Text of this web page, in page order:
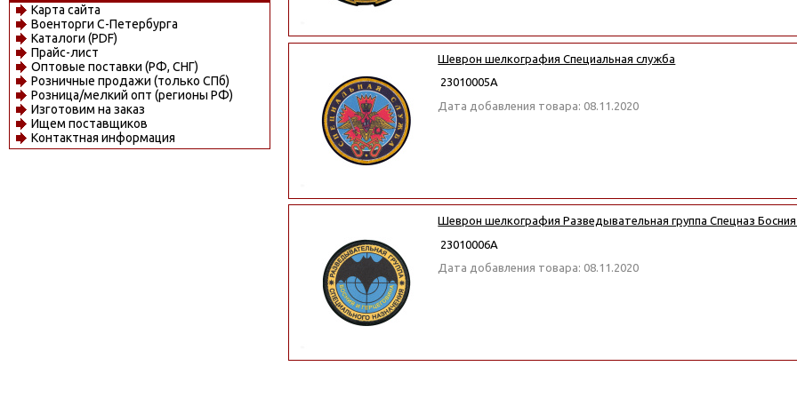
Карта сайта
Военторги С-Петербурга
Каталоги (PDF)
Прайс-лист
Оптовые поставки (РФ, СНГ)
Розничные продажи (только СПб)
Розница/мелкий опт (регионы РФ)
Изготовим на заказ
Ищем поставщиков
Контактная информация
Шеврон шелкография Специальная служба
23010005А
Дата добавления товара: 08.11.2020
Шеврон шелкография Разведывательная группа Спецназ Босния
23010006А
Дата добавления товара: 08.11.2020